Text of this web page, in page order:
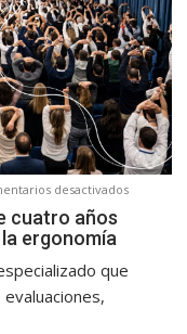
desactivadosen
cuatro años
ergonomía
que